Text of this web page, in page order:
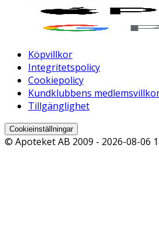
Köpvillkor
Integritetspolicy
Cookiepolicy
Kundklubbens
Tillgänglighet
Cookieinställningar
© Apoteket AB 2009 - 2026-08-06